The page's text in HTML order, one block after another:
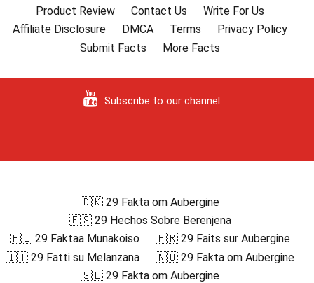
Product Review
Contact Us
Write For Us
Affiliate Disclosure
DMCA Terms
Privacy Policy
Submit Facts
More Facts
Subscribe to our channel
🇩🇰 29 Fakta om Aubergine
🇪🇸 29 Hechos Sobre Berenjena
🇫🇮 29 Faktaa Munakoiso
🇫🇷 29 Faits sur Aubergine
🇮🇹 29 Fatti su Melanzana
🇳🇴 29 Fakta om Aubergine
🇸🇪 29 Fakta om Aubergine